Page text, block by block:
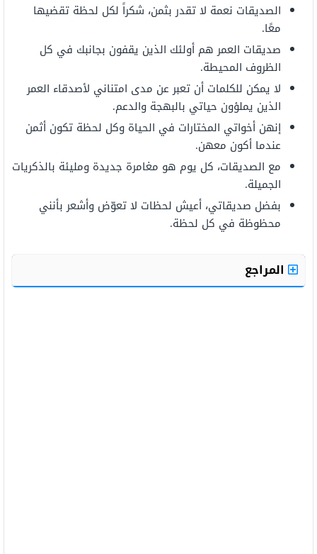
الصديقات نعمة لا تقدربثمن، شكراً لكل لحظة تقضيها
معًا.
صديقات العمرهم أولئك الذين يقفون بجانبك في كل
الظروف المحيطة.
لا يمكن للكلمات أن تعبر عن مدى امتناني لأصدقاء العمر
الذين يملؤون حياتي بالبهجة والدعم.
إنهن أخواتي المختارات في الحياة وكل لحظة تكون أثمن
عندما أكون معهن.
مع الصديقات، كل يوم هو مغامرة جديدة ومليئة بالذكريات
الجميلة.
بفضل صديقاتي، أعيش لحظات لاتعوّض وأشعربأنني
محظوظة في كل لحظة.
المراجع